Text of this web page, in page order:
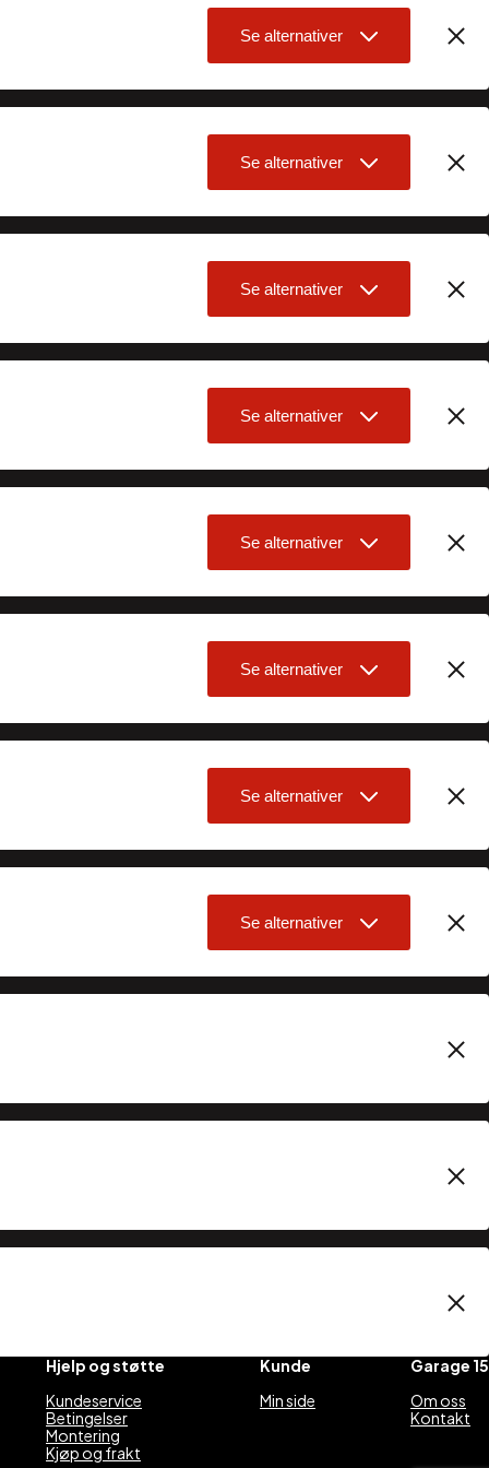
Se alternativer
Se alternativer
Se alternativer
Se alternativer
Se alternativer
Se alternativer
Se alternativer
Se alternativer
Hjelp og støtte
Kundeservice
Betingelser
Montering
Kjøp og frakt
Kunde
Min side
Garage 15
Om oss
Kontakt